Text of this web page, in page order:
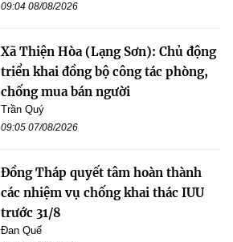
09:04 08/08/2026
Xã Thiện Hòa (Lạng Sơn): Chủ động
triển khai đồng bộ công tác phòng,
chống mua bán người
Trần Quý
09:05 07/08/2026
Đồng Tháp quyết tâm hoàn thành
các nhiệm vụ chống khai thác IUU
trước 31/8
Đan Quế